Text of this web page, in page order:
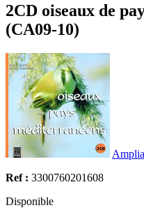
2CD oiseaux de
(CA09-10)
Ref : 3300760201608
Disponible